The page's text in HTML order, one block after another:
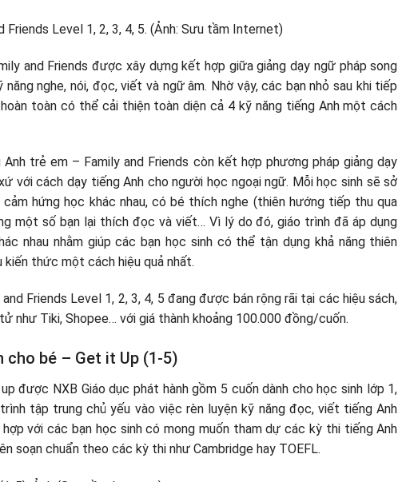
and Friends được xây dựng kết hợp giữa giảng dạy ngữ pháp song
nghe, nói, đọc, viết và ngữ âm. Nhờ vậy, các bạn nhỏ sau khi tiếp
toàn có thể cải thiện toàn diện cả 4 kỹ năng tiếng Anh một cách
trẻ em – Family and Friends còn kết hợp phương pháp giảng dạy
với cách dạy tiếng Anh cho người học ngoại ngữ. Mỗi học sinh sẽ sở
hứng học khác nhau, có bé thích nghe (thiên hướng tiếp thu qua
một số bạn lại thích đọc và viết… Vì lý do đó, giáo trình đã áp dụng
nhau nhằm giúp các bạn học sinh có thể tận dụng khả năng thiên
thức một cách hiệu quả nhất.
Friends Level 1, 2, 3, 4, 5 đang được bán rộng rãi tại các hiệu sách,
như Tiki, Shopee… với giá thành khoảng 100.000 đồng/cuốn.
cho bé – Get it Up (1-5)
được NXB Giáo dục phát hành gồm 5 cuốn dành cho học sinh lớp 1,
tập trung chủ yếu vào việc rèn luyện kỹ năng đọc, viết tiếng Anh
với các bạn học sinh có mong muốn tham dự các kỳ thi tiếng Anh
soạn chuẩn theo các kỳ thi như Cambridge hay TOEFL.